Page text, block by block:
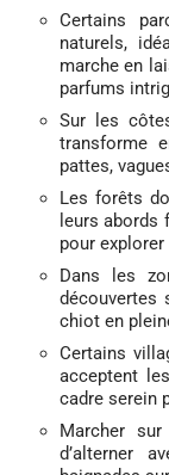
Certains
naturels,
marche en
parfums
Sur les
transforme
pattes,
Les forêts
leurs abords
pour explorer
Dans les
découvertes
chiot en
Certains
acceptent
cadre serein
Marcher
d’alterner